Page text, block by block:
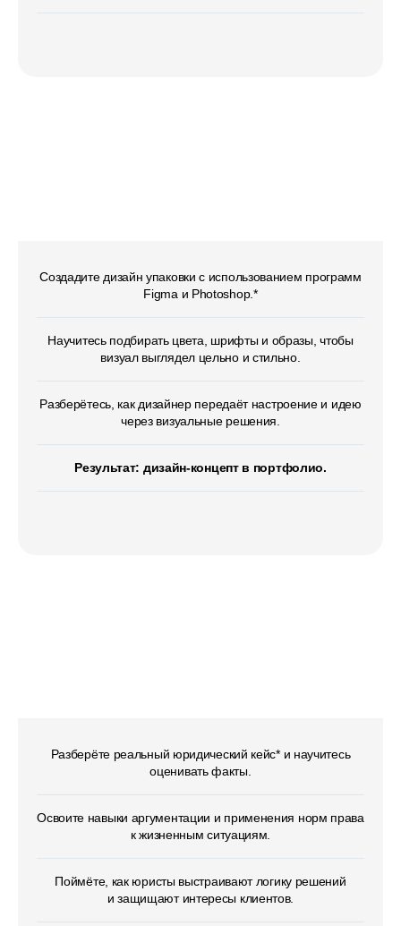
Создадите дизайн упаковки с использованием программ
Figma и Photoshop.*
Научитесь подбирать цвета, шрифты и образы, чтобы
визуал выглядел цельно и стильно.
Разберётесь, как дизайнер передаёт настроение и идею
через визуальные решения.
Результат: дизайн-концепт в портфолио.
Разберёте реальный юридический кейс* и научитесь
оценивать факты.
Освоите навыки аргументации и применения норм права
к жизненным ситуациям.
Поймёте, как юристы выстраивают логику решений
и защищают интересы клиентов.